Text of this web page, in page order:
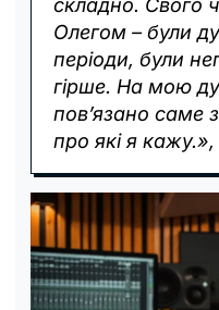
Олегом – були
періоди, були
гірше. На мою
пов’язано саме
про які я